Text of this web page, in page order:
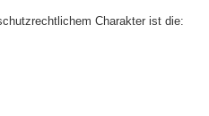
Charakter ist die: